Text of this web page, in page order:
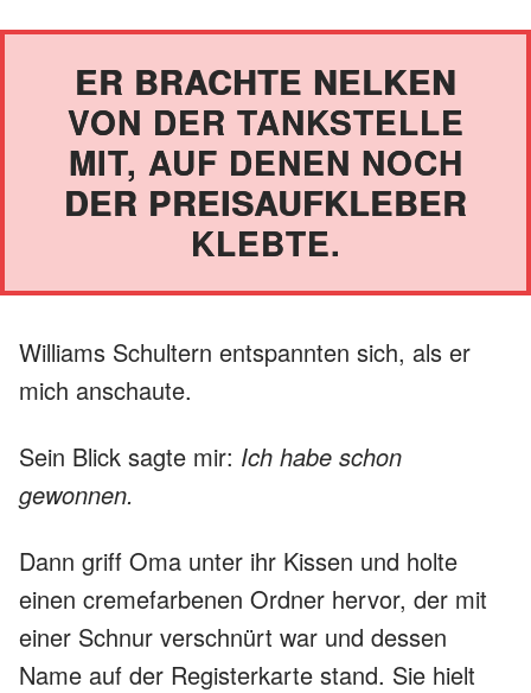
ER BRACHTE NELKEN
VON DER TANKSTELLE
MIT, AUF DENEN NOCH
DER PREISAUFKLEBER
KLEBTE.
Williams Schultern entspannten sich, als er
mich anschaute.
Sein Blick sagte mir: Ich habe schon
gewonnen.
Dann griff Oma unter ihr Kissen und holte
einen cremefarbenen Ordner hervor, der mit
einer Schnur verschnürt war und dessen
Name auf der Registerkarte stand. Sie hielt